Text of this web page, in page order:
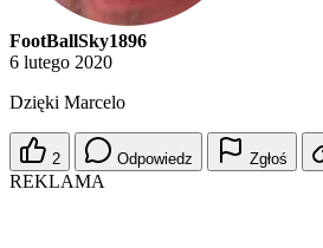
FootBallSky1896
6 lutego 2020
Dzięki Marcelo
2 Odpowiedz Zgłoś
REKLAMA